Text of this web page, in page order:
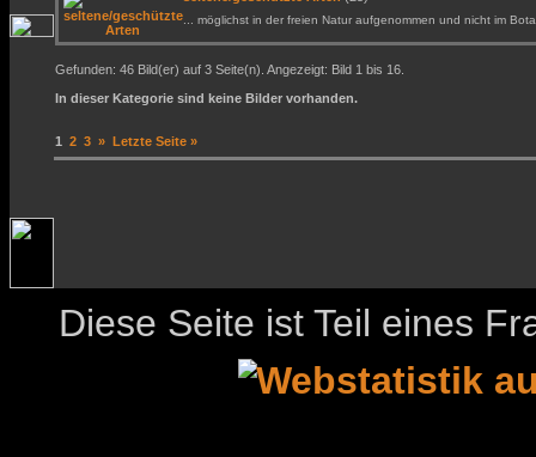
... möglichst in der freien Natur aufgenommen und nicht im
Gefunden: 46 Bild(er) auf 3 Seite(n). Angezeigt: Bild 1 bis 16.
In dieser Kategorie sind keine Bilder vorhanden.
1 2 3 » Letzte Seite »
Diese Seite ist Teil eines